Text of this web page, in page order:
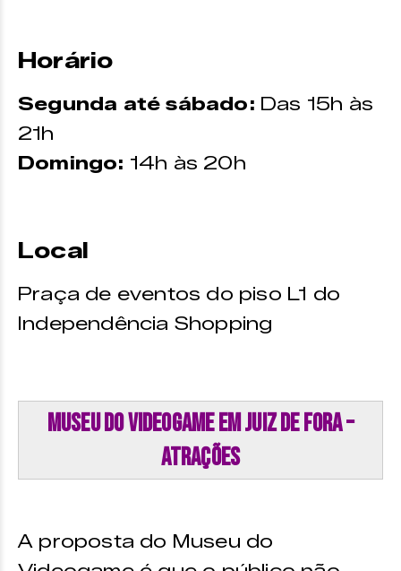
Horário
Segunda até sábado: Das 15h às
21h
Domingo: 14h às 20h
Local
Praça de eventos do piso L1 do
Independência Shopping
Museu do Videogame em Juiz de Fora –
Atrações
A proposta do Museu do